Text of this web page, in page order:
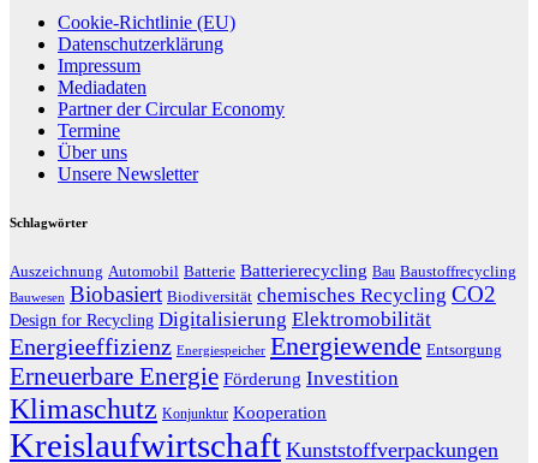
Cookie-Richtlinie (EU)
Datenschutzerklärung
Impressum
Mediadaten
Partner der Circular Economy
Termine
Über uns
Unsere Newsletter
Schlagwörter
Auszeichnung Automobil Batterie Batterierecycling Bau Baustoffrecycling
Bauwesen Biobasiert Biodiversität chemisches Recycling CO2
Design for Recycling Digitalisierung Elektromobilität
Energieeffizienz Energiespeicher Energiewende Entsorgung
Erneuerbare Energie Förderung Investition
Klimaschutz Konjunktur Kooperation
Kreislaufwirtschaft Kunststoffverpackungen